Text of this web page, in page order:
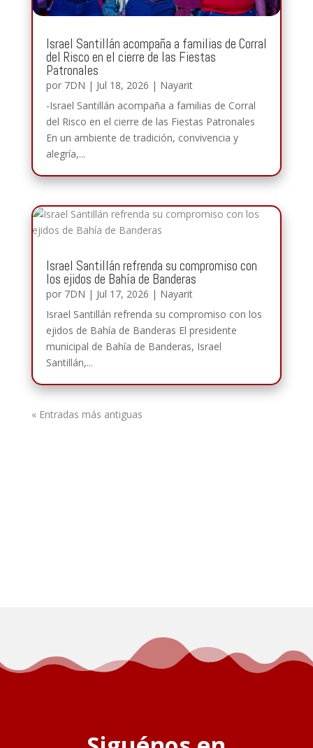
Israel Santillán acompaña a familias de Corral
del Risco en el cierre de las Fiestas
Patronales
por 7DN | Jul 18, 2026 | Nayarit
-Israel Santillán acompaña a familias de Corral
del Risco en el cierre de las Fiestas Patronales
En un ambiente de tradición, convivencia y
alegría,...
Israel Santillán refrenda su compromiso con
los ejidos de Bahía de Banderas
por 7DN | Jul 17, 2026 | Nayarit
Israel Santillán refrenda su compromiso con los
ejidos de Bahía de Banderas El presidente
municipal de Bahía de Banderas, Israel
Santillán,...
« Entradas más antiguas